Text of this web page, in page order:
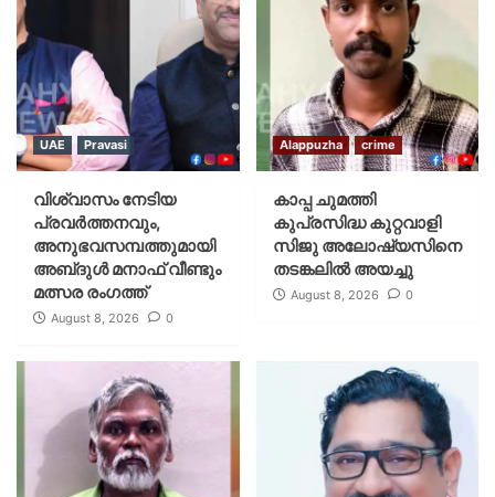
UAE Pravasi
വിശ്വാസം നേടിയ
പ്രവർത്തനവും,
അനുഭവസമ്പത്തുമായി
അബ്‌ദുൾ മനാഫ് വീണ്ടും
മത്സര രംഗത്ത്
August 8, 2026 0
Alappuzha crime
കാപ്പ ചുമത്തി
കുപ്രസിദ്ധ കുറ്റവാളി
സിജു അലോഷ്യസിനെ
തടങ്കലിൽ അയച്ചു
August 8, 2026 0